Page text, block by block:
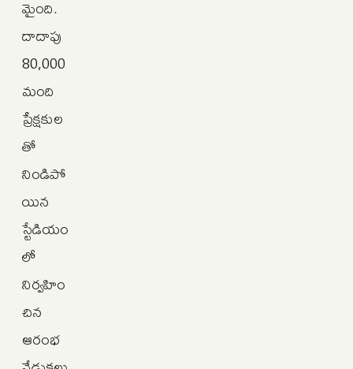
మైంది.
దాదాపు
80,000
మంది
ప్రేక్షకుల
తో
నిండిపో
యిన
స్టేడియం
లో
నిర్వహిం
చిన
ఆరంభ